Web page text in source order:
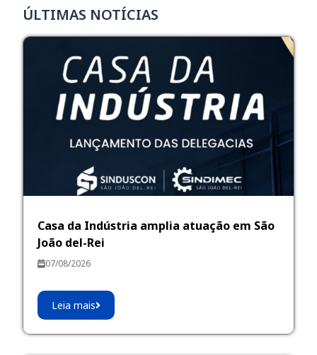
ÚLTIMAS NOTÍCIAS
Casa da Indústria amplia atuação em São
João del-Rei
07/08/2026
Leia mais